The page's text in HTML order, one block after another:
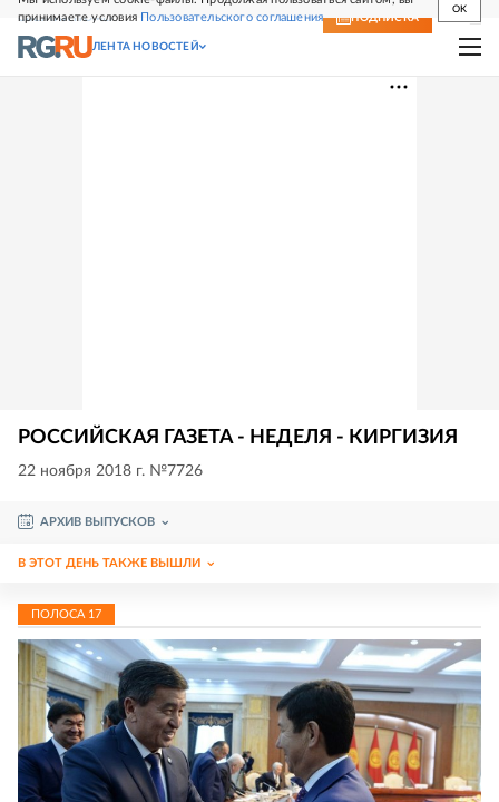
принимаете условия Пользовательского соглашения
OK
СВЕЖИЙ НОМЕР ПОДПИСКА
ЛЕНТА НОВОСТЕЙ
РОССИЙСКАЯ ГАЗЕТА - НЕДЕЛЯ - КИРГИЗИЯ
22 ноября 2018 г. №7726
АРХИВ ВЫПУСКОВ
В ЭТОТ ДЕНЬ ТАКЖЕ ВЫШЛИ
ПОЛОСА 17